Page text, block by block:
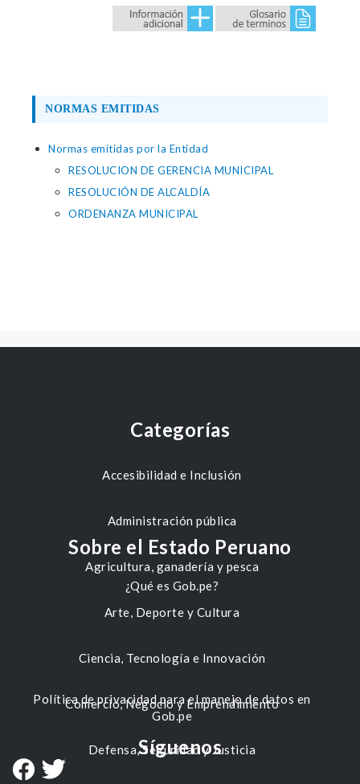
NORMAS EMITIDAS
Normas emitidas por la Entidad
RESOLUCION DE GERENCIA MUNICIPAL
RESOLUCIÓN DE ALCALDÍA
ORDENANZA MUNICIPAL
Categorías
Accesibilidad e Inclusión
Administración pública
Agricultura, ganadería y pesca
Arte, Deporte y Cultura
Ciencia, Tecnología e Innovación
Comercio, Negocio y Emprendimiento
Defensa, Seguridad y Justicia
Sobre el Estado Peruano
¿Qué es Gob.pe?
Política de privacidad para el manejo de datos en
Gob.pe
Síguenos